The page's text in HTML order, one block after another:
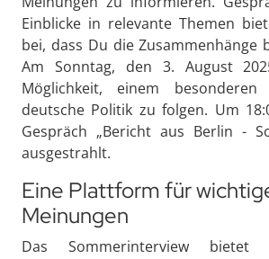
Einblicke in relevante Themen
bei, dass Du die Zusammenhänge
Am Sonntag, den 3. August
Möglichkeit, einem
deutsche Politik zu folgen. Um
Gespräch „Bericht aus Berlin -
ausgestrahlt.
Eine Plattform für
Meinungen
Das Sommerinterview bietet